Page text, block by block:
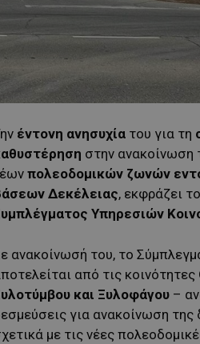
έντονη ανησυχία του για τη
στην ανακοίνωση
πολεοδομικών ζωνών
Δεκέλειας, εκφράζει το
Υπηρεσιών
ανακοίνωσή του, το
από τις κοινότητες
και Ξυλοφάγου –
για ανακοίνωση
με τις νέες